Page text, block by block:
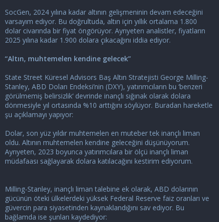
SocGen, 2024 yılına kadar altının gelişmeninin devam edeceğini
varsayım ediyor. Bu doğrultuda, altın için yıllık ortalama 1.800
dolar civarında bir fiyat öngörüyor. Ayrıyeten analistler, fiyatların
2025 yılına kadar 1.900 dolara çıkacağını iddia ediyor.
“Altın, muhtemelen kendine gelecek”
State Street Küresel Advisors Baş Altın Stratejisti George Milling-
Stanley, ABD Doları Endeksi’nin (DXY), yatırımcıların bu ‘benzeri
görülmemiş belirsizlik‘ devrinde inançlı sığınak olarak dolara
dönmesiyle yıl ortasında %10 arttığını söylüyor. Buradan hareketle
şu açıklamayı yapıyor:
Dolar, son yüz yıldır muhtemelen en muteber tek inançlı liman
oldu. Altının muhtemelen kendine geleceğini düşünüyorum.
Ayrıyeten, 2023 boyunca yatırımcılara bir ölçü inançlı liman
müdafaası sağlayarak dolara katılacağını kestirim ediyorum.
Milling-Stanley, inançlı liman talebine ek olarak, ABD dolarının
gücünün öteki ülkelerdeki yüksek Federal Reserve faiz oranları ve
güvercin para siyasetinden kaynaklandığını sav ediyor. Bu
bağlamda ise şunları kaydediyor: